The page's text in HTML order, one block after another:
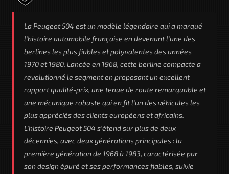
La Peugeot 504 est un modèle légendaire qui a marqué
l'histoire automobile française en devenant l'une des
berlines les plus fiables et polyvalentes des années
1970 et 1980. Lancée en 1968, cette berline compacte a
revolutionné le segment en proposant un excellent
rapport qualité-prix, une tenue de route remarquable et
une mécanique robuste qui en fit l'un des véhicules les
plus appréciés des clients européens et africains.
L'histoire Peugeot 504 s'étend sur plus de deux
décennies, avec deux générations principales : la
première génération de 1968 à 1983, caractérisée par
son design épuré et ses performances fiables, suivie